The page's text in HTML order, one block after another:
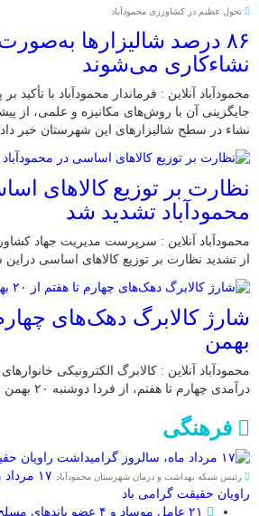
تحول عظیم در کشاورزی محمودآباد
۸۶ درصد شالیزارها
نشاءکاری می‌شوند
محمودآباد آنلاین : فرماندار محمودآباد با
نشاء در سطح شالیزارهای این شهرستان خبر داد.
نظارت بر توزیع کالا‌های
محمودآباد تشدید شد
محمودآباد آنلاین : سرپرست مدیریت جهاد
از تشدید نظارت بر توزیع کالا‌های اساسی دراین
بهمن
محمودآباد آنلاین : کالابرگ الکترونیکی
درآمدی چهارم تا هفتم، از فردا دوشنبه ۲۰ بهمن ۱۴۰۴ شارژ می‌شود.
فرهنگی
رئیس شبکه بهداشت و درمان شهرستان محمودآباد
۱۷
راویان حقیقت گرامی باد